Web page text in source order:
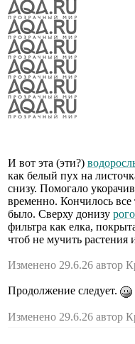
И вот эта (эти?)
как белый пух на
снизу. Помогало
временно. Кончилось все
было. Сверху донизу
фильтра как елка,
чтоб не мучить растения
Изменено 29.6.26 автор
Продолжение следует.
Изменено 29.6.26 автор